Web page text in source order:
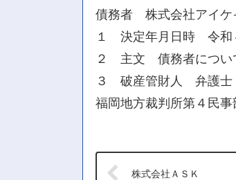
債務者 株式会社アイケ
１ 決定年月日時 令和
２ 主文 債務者につい
３ 破産管財人 弁護
福岡地方裁判所第４民事
株式会社ＡＳＫ